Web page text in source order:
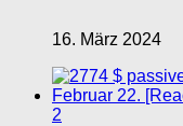
16. März 2024
2